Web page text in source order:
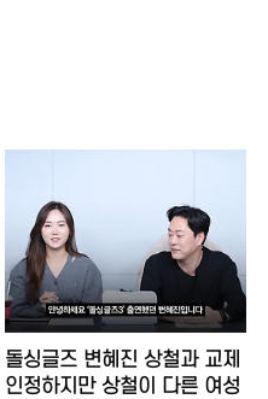
돌싱글즈 변혜진 상철과 교제
인정하지만 상철이 다른 여성